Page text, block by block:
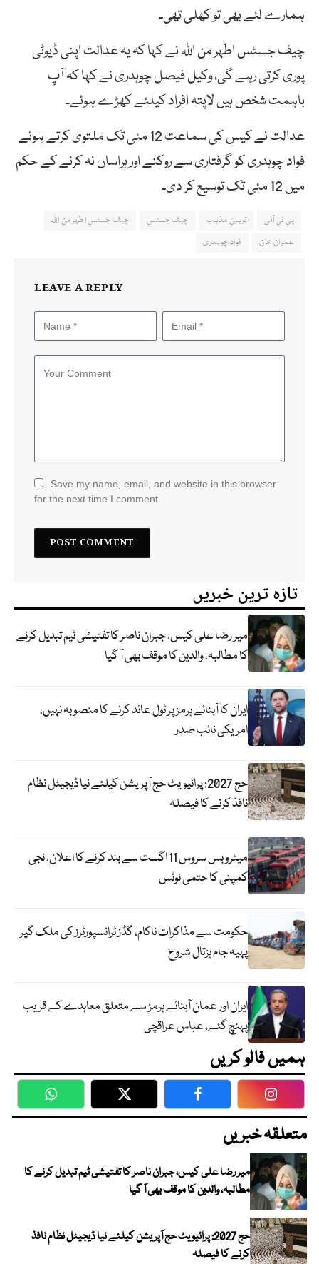
ہمارے لئے بھی تو کھلی تھی۔
چیف جسٹس اطہر من اللہ نے کہا کہ یہ عدالت اپنی ڈیوٹی
پوری کرتی رہے گی، وکیل فیصل چوہدری نے کہا کہ آپ
باہمت شخص ہیں لاپتہ افراد کیلئے کھڑے ہوئے۔
عدالت نے کیس کی سماعت 12 مئی تک ملتوی کرتے ہوئے
فواد چوہدری کو گرفتاری سے روکنے اور ہراساں نہ کرنے کے حکم
میں 12 مئی تک توسیع کر دی۔
پی ٹی آئی توہین مذہب چیف جسٹس
چیف جسٹس اطہر من اللہ
عمران خان
فواد چوہدری
LEAVE A REPLY
Save my name, email, and website in this browser
for the next time I comment.
تازہ ترین خبریں
میر رضا علی کیس، جبران ناصر کا تفتیشی ٹیم تبدیل کرنے
کا مطالبہ، والدین کا موقف بھی آ گیا
ایران کا آبنائے ہرمز پر ٹول عائد کرنے کا منصوبہ نہیں،
امریکی نائب صدر
حج 2027: پرائیویٹ حج آپریشن کیلئے نیا ڈیجیٹل نظام
نافذ کرنے کا فیصلہ
میٹرو بس سروس 11 اگست سے بند کرنے کا اعلان، نجی
کمپنی کا حتمی نوٹس
حکومت سے مذاکرات ناکام، گڈز ٹرانسپورٹرز کی ملک گیر
پہیہ جام ہڑتال شروع
ایران اور عمان آبنائے ہرمز سے متعلق معاہدے کے قریب
پہنچ گئے، عباس عراقچی
ہمیں فالو کریں
WhatsApp Twitter Facebook
متعلقہ خبریں
میر رضا علی کیس، جبران ناصر کا تفتیشی ٹیم تبدیل کرنے کا
مطالبہ، والدین کا موقف بھی آ گیا
حج 2027: پرائیویٹ حج آپریشن کیلئے نیا ڈیجیٹل نظام نافذ
کرنے کا فیصلہ